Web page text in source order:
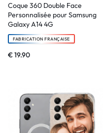
Coque 360 Double Face
Personnalisée pour Samsung
Galaxy A14 4G
FABRICATION FRANÇAISE
€19.90